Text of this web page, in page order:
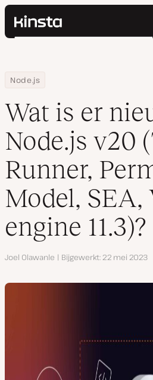
Kinsta®
Prijzen
Contact
Zoeken
Home
Hulpbronnen
Blog
Node.js
Wat is er nieuw in Node.js v20 (Test
Wat is er
Node.js v20
Runner,
Model, SEA,
engine 11.3)?
Auteur
Joel Olawanle Bijgewerkt 22 mei 2023